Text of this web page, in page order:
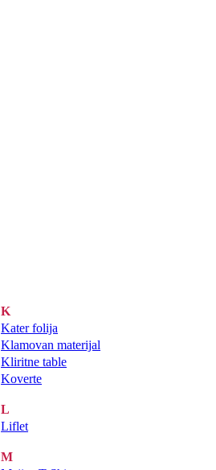
K
Kater folija
Klamovan materijal
Kliritne table
Koverte
L
Liflet
M